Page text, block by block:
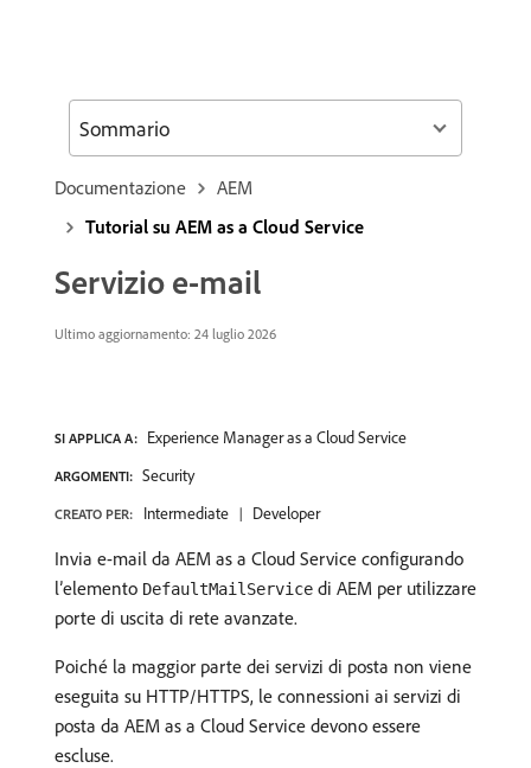
Documentazione
AEM
Tutorial su AEM as a Cloud Service
Servizio e-mail
Ultimo aggiornamento: 24 luglio 2026
SI APPLICA A: Experience Manager as a Cloud Service
ARGOMENTI: Security
CREATO PER: Intermediate Developer
Invia e-mail da AEM as a Cloud Service configurando
l’elemento DefaultMailService di AEM per utilizzare
porte di uscita di rete avanzate.
Poiché la maggior parte dei servizi di posta non viene
eseguita su HTTP/HTTPS, le connessioni ai servizi di
posta da AEM as a Cloud Service devono essere
escluse.
Sommario